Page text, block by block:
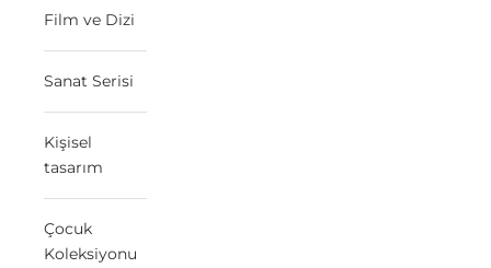
Film ve Dizi
Sanat Serisi
Kişisel
tasarım
Çocuk
Koleksiyonu